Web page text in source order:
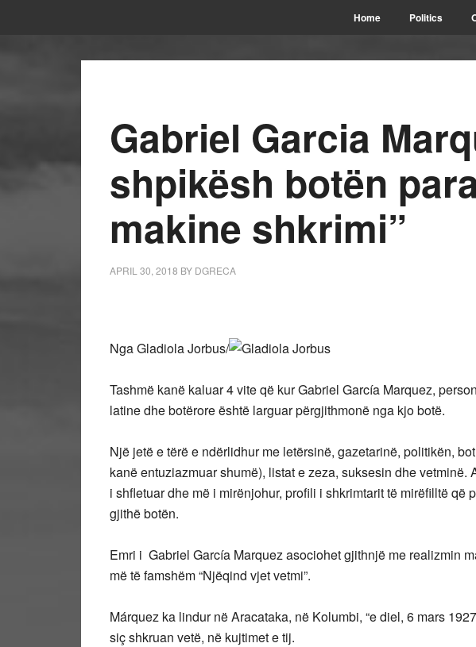
Home Politics
Gabriel Garcia
shpikësh botën
makine shkrimi”
APRIL 30, 2018 BY DGRECA
Nga Gladiola Jorbus/
Tashmë kanë kaluar 4 vite që kur Gabriel García Marquez,
latine dhe botërore është larguar përgjithmonë nga kjo botë.
Një jetë e tërë e ndërlidhur me letërsinë, gazetarinë, politikën,
kanë entuziazmuar shumë), listat e zeza, suksesin dhe
i shfletuar dhe më i mirënjohur, profili i shkrimtarit të mirëfilltë që
gjithë botën.
Emri i Gabriel García Marquez asociohet gjithnjë me realizmin
më të famshëm “Njëqind vjet vetmi”.
Márquez ka lindur në Aracataka, në Kolumbi, “e diel, 6 mars
siç shkruan vetë, në kujtimet e tij.